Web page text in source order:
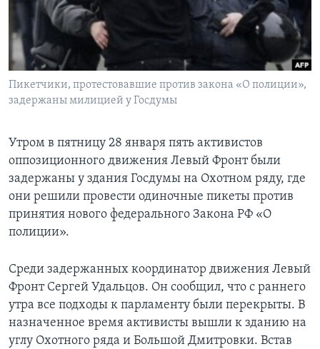
Learning English
СОЦИАЛЬНЫЕ СЕТИ
Пикетчики, протестовавшие против закона «О полиции»,
задержаны милицией у Госдумы
Утром в пятницу 28 января пять активистов
оппозиционного движения Левый Фронт были
задержаны у здания Госдумы на Охотном ряду, где
они решили провести одиночные пикеты против
принятия нового федерального Закона РФ «О
полиции».
Среди задержанных координатор движения Левый
Фронт Сергей Удальцов. Он сообщил, что с раннего
утра все подходы к парламенту были перекрыты. В
назначенное время активисты вышли к зданию на
углу Охотного ряда и Большой Дмитровки. Встав